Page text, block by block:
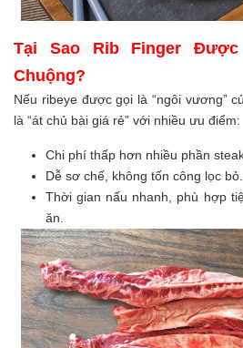
Tại Sao Rib Finger
Chuộng?
Nếu ribeye được gọi là “ngôi vương”
là “át chủ bài giá rẻ” với nhiều ưu điểm:
Chi phí thấp hơn nhiều phần
Dễ sơ chế, không tốn công lọc bỏ.
Thời gian nấu nhanh, phù hợp
ăn.